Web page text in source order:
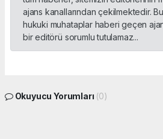
ajans kanallarından çekilmektedir.
hukuki muhataplar haberi geçen
bir editörü sorumlu tutulamaz...
Okuyucu Yorumları (0)